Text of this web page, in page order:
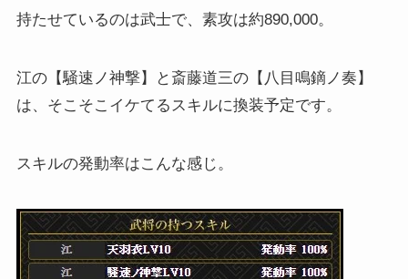
持たせているのは武士で、素攻は約890,000。
江の【騒速ノ神撃】と斎藤道三の【八目鳴鏑ノ奏】
は、そこそこイケてるスキルに換装予定です。
スキルの発動率はこんな感じ。